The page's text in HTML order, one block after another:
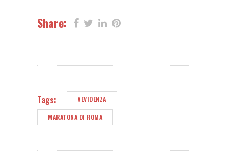
Share:
Tags: #EVIDENZA
MARATONA DI ROMA